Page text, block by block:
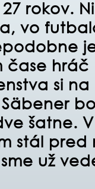
rokov.
vo
hráč
si
šatne.
stál pred
už